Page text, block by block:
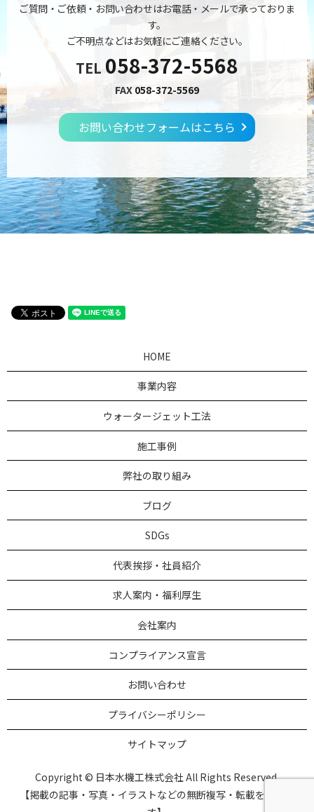
ご質問・ご依頼・お問い合わせはお電話・メールで承っておりま
す。
ご不明点などはお気軽にご連絡ください。
TEL 058-372-5568
FAX 058-372-5569
お問い合わせフォームはこちら
HOME
事業内容
ウォータージェット工法
施工事例
弊社の取り組み
ブログ
SDGs
代表挨拶・社員紹介
求人案内・福利厚生
会社案内
コンプライアンス宣言
お問い合わせ
プライバシーポリシー
サイトマップ
Copyright © 日本水機工株式会社 All Rights Reserved.
【掲載の記事・写真・イラストなどの無断複写・転載を禁じま